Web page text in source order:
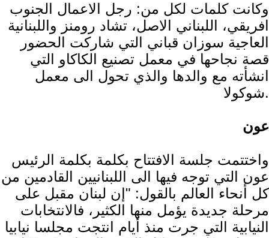
وكانت كلمات لكل من: رجل الاعمال الجنوب
افريقي، اللبناني الاصل، تشاد رومنز واللبنانية
العاجية سوزان قباني التي شاركت الحضور
قصة نجاحها في معمل تصنيع الكاكاو التي
انشأته مع والدها والذي تحول الى معمل
شوكولا.
عون
واختتمت جلسة الافتتاح بكلمة بكلمة الرئيس
عون التي توجه فيها الى اللبنانيين القادمين من
كل أنحاء العالم بالقول: "إن لبنان مقبل على
مرحلة جديدة يؤمل منها الكثير، فالانتخابات
النيابية التي جرت منذ أيام انتجت مجلسا نيابيا